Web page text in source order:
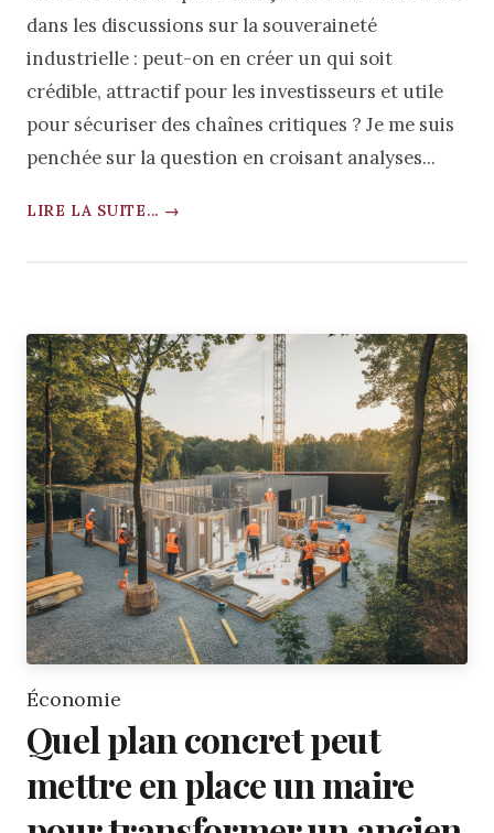
dans les discussions sur la souveraineté
industrielle : peut-on en créer un qui soit
crédible, attractif pour les investisseurs et utile
pour sécuriser des chaînes critiques ? Je me suis
penchée sur la question en croisant analyses...
LIRE LA SUITE... →
Économie
Quel plan concret peut
mettre en place un maire